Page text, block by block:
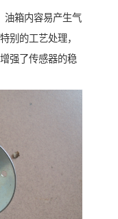
油箱内容易产生气
别的工艺处理，
强了传感器的稳